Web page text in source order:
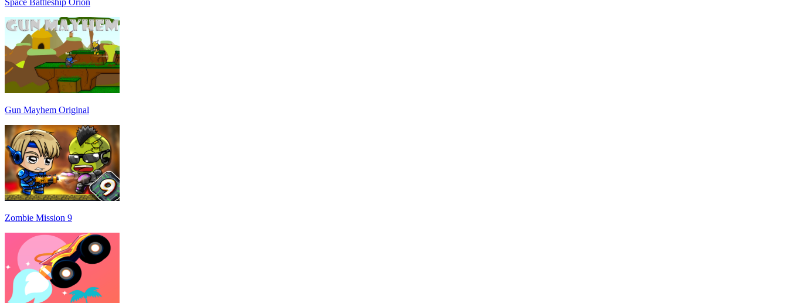
Space Battleship Orion
Gun Mayhem Original
Zombie Mission 9